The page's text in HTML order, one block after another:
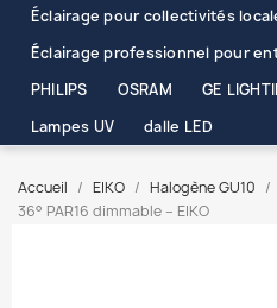
Éclairage pour collectivités
Éclairage professionnel pour
PHILIPS
OSRAM GE
Lampes UV
dalle LED
Accueil EIKO Halogène GU10
36° PAR16 dimmable – EIKO